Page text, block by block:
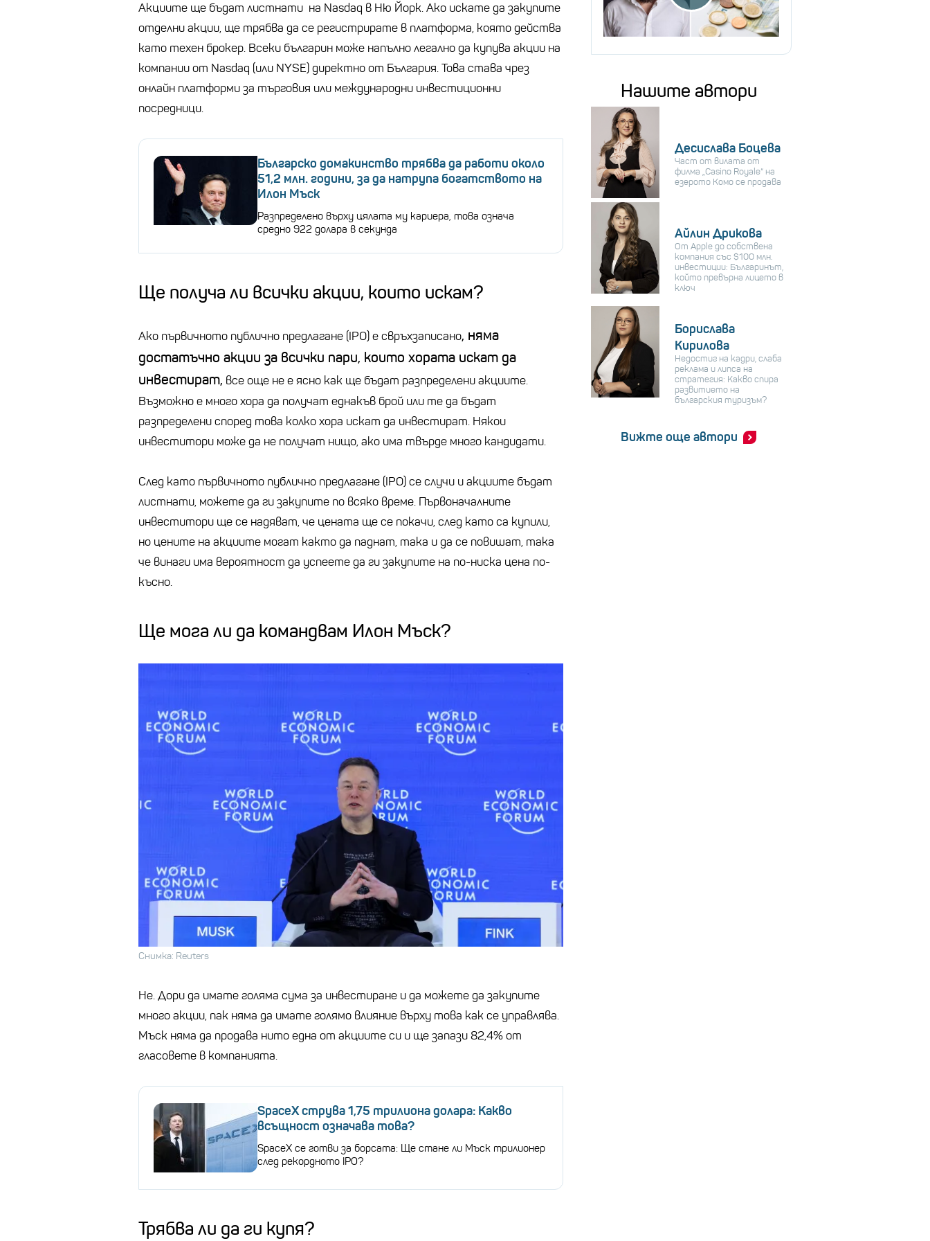
Акциите ще бъдат листнати на Nasdaq в Ню Йорк. Ако искате да закупите
отделни акции, ще трябва да се регистрирате в платформа, която действа
като техен брокер. Всеки българин може напълно легално да купува акции на
компании от Nasdaq (или NYSE) директно от България. Това става чрез
онлайн платформи за търговия или международни инвестиционни
посредници.
Българско домакинство трябва да работи около
51,2 млн. години, за да натрупа богатството на
Илон Мъск
Разпределено върху цялата му кариера, това означа
средно 922 долара в секунда
Ще получа ли всички акции, които искам?
Ако първичното публично предлагане (IPO) е свръхзаписано, няма
достатъчно акции за всички пари, които хората искат да
инвестират, все още не е ясно как ще бъдат разпределени акциите.
Възможно е много хора да получат еднакъв брой или те да бъдат
разпределени според това колко хора искат да инвестират. Някои
инвеститори може да не получат нищо, ако има твърде много кандидати.
След като първичното публично предлагане (IPO) се случи и акциите бъдат
листнати, можете да ги закупите по всяко време. Първоначалните
инвеститори ще се надяват, че цената ще се покачи, след като са купили,
но цените на акциите могат както да паднат, така и да се повишат, така
че винаги има вероятност да успеете да ги закупите на по-ниска цена по-
късно.
Ще мога ли да командвам Илон Мъск?
Снимка: Reuters
Не. Дори да имате голяма сума за инвестиране и да можете да закупите
много акции, пак няма да имате голямо влияние върху това как се управлява.
Мъск няма да продава нито една от акциите си и ще запази 82,4% от
гласовете в компанията.
SpaceX струва 1,75 трилиона долара: Какво
всъщност означава това?
SpaceX се готви за борсата: Ще стане ли Мъск трилионер
след рекордното IPO?
Трябва ли да ги купя?
Нашите автори
Десислава Боцева
Част от вилата от
филма „Casino Royale“ на
езерото Комо се продава
Айлин Дрикова
От Apple до собствена
компания със $100 млн.
инвестиции: Българинът,
който превърна лицето в
ключ
Борислава
Кирилова
Недостиг на кадри, слаба
реклама и липса на
стратегия: Какво спира
развитието на
българския туризъм?
Вижте още автори